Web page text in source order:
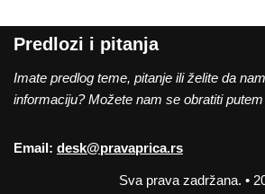
Predlozi i pitanja
Imate predlog teme, pitanje ili želite da
informaciju? Možete nam se obratiti
Email: desk@pravaprica.rs
Sva prava zadržana. •